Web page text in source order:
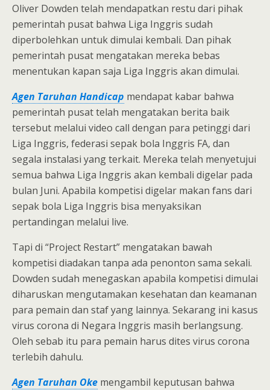
Oliver Dowden telah mendapatkan restu dari pihak
pemerintah pusat bahwa Liga Inggris sudah
diperbolehkan untuk dimulai kembali. Dan pihak
pemerintah pusat mengatakan mereka bebas
menentukan kapan saja Liga Inggris akan dimulai.
Agen Taruhan Handicap mendapat kabar bahwa
pemerintah pusat telah mengatakan berita baik
tersebut melalui video call dengan para petinggi dari
Liga Inggris, federasi sepak bola Inggris FA, dan
segala instalasi yang terkait. Mereka telah menyetujui
semua bahwa Liga Inggris akan kembali digelar pada
bulan Juni. Apabila kompetisi digelar makan fans dari
sepak bola Liga Inggris bisa menyaksikan
pertandingan melalui live.
Tapi di “Project Restart” mengatakan bawah
kompetisi diadakan tanpa ada penonton sama sekali.
Dowden sudah menegaskan apabila kompetisi dimulai
diharuskan mengutamakan kesehatan dan keamanan
para pemain dan staf yang lainnya. Sekarang ini kasus
virus corona di Negara Inggris masih berlangsung.
Oleh sebab itu para pemain harus dites virus corona
terlebih dahulu.
Agen Taruhan Oke mengambil keputusan bahwa